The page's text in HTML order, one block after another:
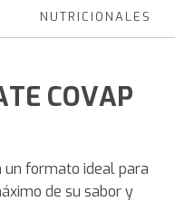
NUTRICIONALES
COVAP
un formato ideal para
de su sabor y